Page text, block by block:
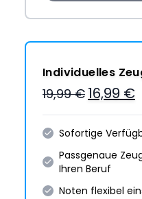
Individuelles
19,99 € 16,99 €
Sofortige
Passgenaue
Ihren Beruf
Noten flexibel